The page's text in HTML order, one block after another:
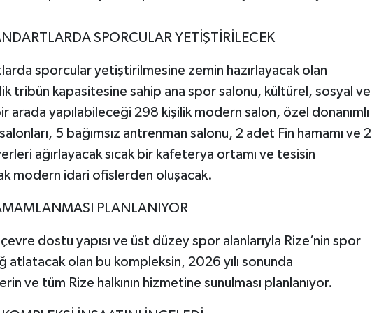
SPORCULAR YETİŞTİRİLECEK
sporcular yetiştirilmesine zemin hazırlayacak olan
tribün kapasitesine sahip ana spor salonu, kültürel, sosyal ve
arada yapılabileceği 298 kişilik modern salon, özel donanımlı
5 bağımsız antrenman salonu, 2 adet Fin hamamı ve 2
ağırlayacak sıcak bir kafeterya ortamı ve tesisin
modern idari ofislerden oluşacak.
PLANLANIYOR
dostu yapısı ve üst düzey spor alanlarıyla Rize’nin spor
atlatacak olan bu kompleksin, 2026 yılı sonunda
ve tüm Rize halkının hizmetine sunulması planlanıyor.